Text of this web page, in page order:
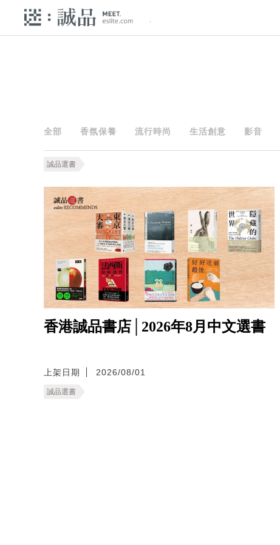
全部 香氛保養 流行時尚 生活創意 影音
誠品選書
香港誠品書店│2026年8月中文選書
上架日期 2026/08/01
誠品選書